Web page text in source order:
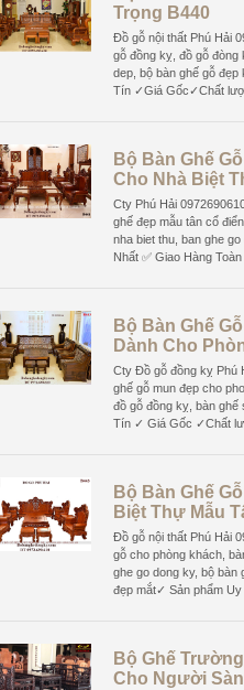
Trọng B440
Đồ gỗ nội thất Phú Hải
gỗ đồng kỵ, đồ gỗ đòng
dep, bộ bàn ghế gỗ đẹp
Tín ✓Giá Gốc✓Chất
Bộ Bàn Ghế
Cho Nhà Biệt
Cty Phú Hải
ghế đẹp mẫu tân cổ
nha biet thu, ban ghe
Nhất ✅ Giao Hàng
Bộ Bàn Ghế
Dành Cho
Cty Đồ gỗ đồng kỵ Phú
ghế gỗ mun đẹp cho
đồ gỗ đồng kỵ, bàn ghế
Tín ✓ Giá Gốc ✓Chất
Bộ Bàn Ghế
Biệt Thự Mẫu
Đồ gỗ nội thất Phú Hải
gỗ cho phòng khách,
ghe go dong ky, bộ bàn
đẹp mắt✓ Sản phẩm
Bộ Ghế
Cho Người